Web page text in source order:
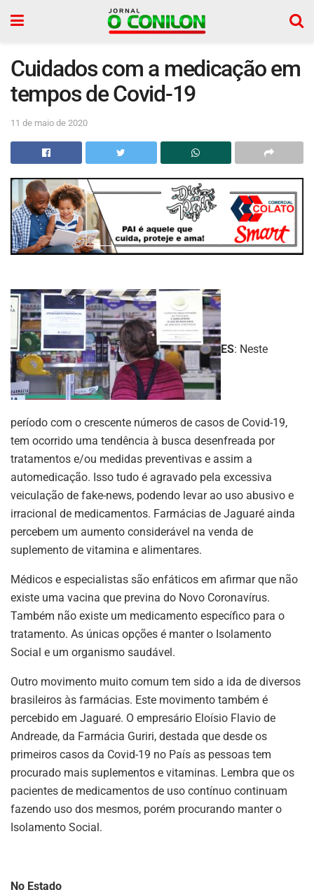
Cuidados com a medicação em
tempos de Covid-19
11 de maio de 2020
ES: Neste
período com o crescente números de casos de Covid-19,
tem ocorrido uma tendência à busca desenfreada por
tratamentos e/ou medidas preventivas e assim a
automedicação. Isso tudo é agravado pela excessiva
veiculação de fake-news, podendo levar ao uso abusivo e
irracional de medicamentos. Farmácias de Jaguaré ainda
percebem um aumento considerável na venda de
suplemento de vitamina e alimentares.
Médicos e especialistas são enfáticos em afirmar que não
existe uma vacina que previna do Novo Coronavírus.
Também não existe um medicamento específico para o
tratamento. As únicas opções é manter o Isolamento
Social e um organismo saudável.
Outro movimento muito comum tem sido a ida de diversos
brasileiros às farmácias. Este movimento também é
percebido em Jaguaré. O empresário Eloísio Flavio de
Andreade, da Farmácia Guriri, destada que desde os
primeiros casos da Covid-19 no País as pessoas tem
procurado mais suplementos e vitaminas. Lembra que os
pacientes de medicamentos de uso contínuo continuam
fazendo uso dos mesmos, porém procurando manter o
Isolamento Social.
No Estado